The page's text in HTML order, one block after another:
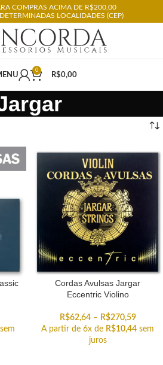
COMPRAS ACIMA DE R$200,00
LOCALIDADES (CEP)
0
R$0,00
sem
Cordas Avulsas Jargar
Eccentric Violino
R$62,64 – R$270,59
A partir de 6x de R$10,44 sem
juros